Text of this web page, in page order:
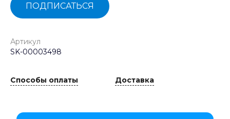
ПОДПИСАТЬСЯ
Артикул
SK-00003498
Способы оплаты Доставка